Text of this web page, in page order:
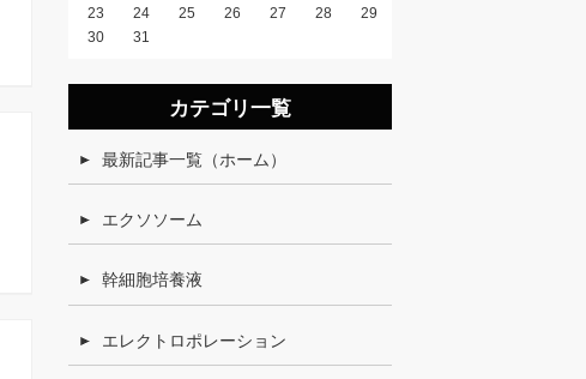
23
24 25 26 27 28
29
30
31
カテゴリ一覧
最新記事一覧（ホーム）
エクソソーム
幹細胞培養液
エレクトロポレーション